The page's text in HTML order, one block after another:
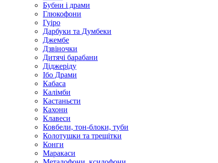
Бубни і драми
Глюкофони
Гуіро
Дарбуки та Думбеки
Джембе
Дзвіночки
Дитячі барабани
Діджеріду
Ібо Драми
Кабаса
Калімби
Кастаньєти
Кахони
Клавеси
Ковбели, тон-блоки, туби
Колотушки та трещітки
Конги
Маракаси